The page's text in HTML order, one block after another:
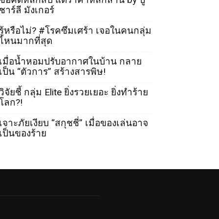
าร์ลี มังเกอร์
หรือไม่? #โรคซึมเศร้า เจอในคนกลุ่ม
หนมากที่สุด
มื่อน้ำหอมปรับอากาศในบ้าน กลาย
ป็น “ตัวการ” สร้างสารพิษ!
จัยชี้ กลุ่ม Elite ยิ่งรวยเยอะ ยิ่งทำร้าย
ลก?!
จาะภัยเงียบ “สกุชชี่” เมื่อของเล่นอาจ
ป็นของร้าย